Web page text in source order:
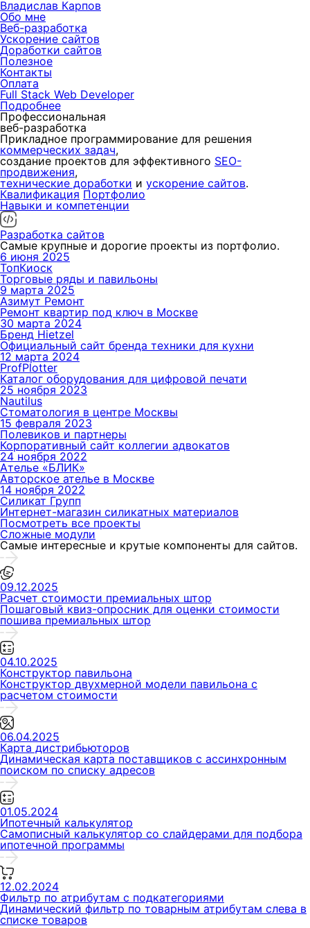
Владислав Карпов
Обо мне
Веб-разработка
Ускорение сайтов
Доработки сайтов
Полезное
Контакты
Оплата
Full Stack Web Developer
Подробнее
Профессиональная
веб-разработка
Прикладное программирование для решения
коммерческих задач,
создание проектов для эффективного SEO-
продвижения,
технические доработки и ускорение сайтов.
Квалификация Портфолио
Навыки и компетенции
Разработка сайтов
Самые крупные и дорогие проекты из портфолио.
6 июня 2025
ТопКиоск
Торговые ряды и павильоны
9 марта 2025
Азимут Ремонт
Ремонт квартир под ключ в Москве
30 марта 2024
Бренд Hietzel
Официальный сайт бренда техники для кухни
12 марта 2024
ProfPlotter
Каталог оборудования для цифровой печати
25 ноября 2023
Nautilus
Стоматология в центре Москвы
15 февраля 2023
Полевиков и партнеры
Корпоративный сайт коллегии адвокатов
24 ноября 2022
Ателье «БЛИК»
Авторское ателье в Москве
14 ноября 2022
Силикат Групп
Интернет-магазин силикатных материалов
Посмотреть все проекты
Сложные модули
Самые интересные и крутые компоненты для сайтов.
09.12.2025
Расчет стоимости премиальных штор
Пошаговый квиз-опросник для оценки стоимости
пошива премиальных штор
04.10.2025
Конструктор павильона
Конструктор двухмерной модели павильона с
расчетом стоимости
06.04.2025
Карта дистрибьюторов
Динамическая карта поставщиков с ассинхронным
поиском по списку адресов
01.05.2024
Ипотечный калькулятор
Самописный калькулятор со слайдерами для подбора
ипотечной программы
12.02.2024
Фильтр по атрибутам с подкатегориями
Динамический фильтр по товарным атрибутам слева в
списке товаров